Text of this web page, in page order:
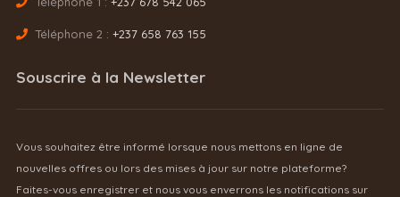
Téléphone 2 : +237 658 763 155
Souscrire à la Newsletter
Vous souhaitez être informé lorsque nous mettons en ligne de
nouvelles offres ou lors des mises à jour sur notre plateforme?
Faites-vous enregistrer et nous vous enverrons les notifications sur